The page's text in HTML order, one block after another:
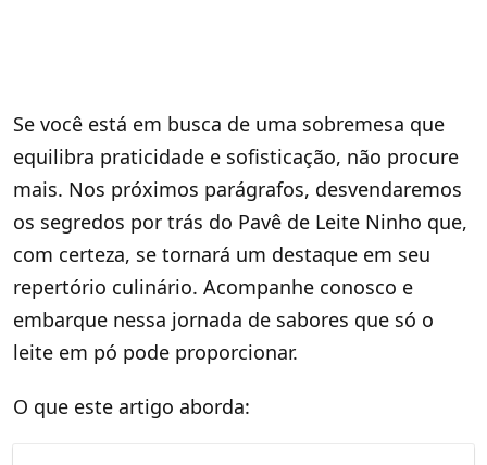
Se você está em busca de uma sobremesa que
equilibra praticidade e sofisticação, não procure
mais. Nos próximos parágrafos, desvendaremos
os segredos por trás do Pavê de Leite Ninho que,
com certeza, se tornará um destaque em seu
repertório culinário. Acompanhe conosco e
embarque nessa jornada de sabores que só o
leite em pó pode proporcionar.
O que este artigo aborda: